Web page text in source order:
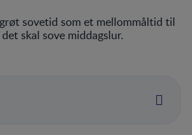
sovetid som et mellommåltid til
skal sove middagslur.